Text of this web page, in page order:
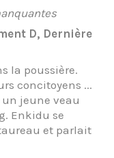
D, Dernière
la poussière.
concitoyens ...
un jeune veau
Enkidu se
et parlait